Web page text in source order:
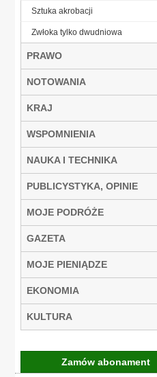
Sztuka akrobacji
Zwłoka tylko dwudniowa
PRAWO
NOTOWANIA
KRAJ
WSPOMNIENIA
NAUKA I TECHNIKA
PUBLICYSTYKA, OPINIE
MOJE PODRÓŻE
GAZETA
MOJE PIENIĄDZE
EKONOMIA
KULTURA
Zamów abonament